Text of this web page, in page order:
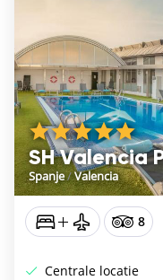
SH Valencia
Spanje/Valencia
8
Centrale locatie